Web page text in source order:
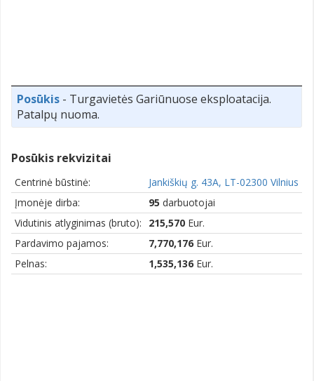
Posūkis - Turgavietės Gariūnuose eksploatacija.
Patalpų nuoma.
Posūkis rekvizitai
Centrinė būstinė:
Jankiškių g. 43A, LT-02300 Vilnius
Įmonėje dirba:
95 darbuotojai
Vidutinis atlyginimas (bruto):
215,570 Eur.
Pardavimo pajamos:
7,770,176 Eur.
Pelnas:
1,535,136 Eur.